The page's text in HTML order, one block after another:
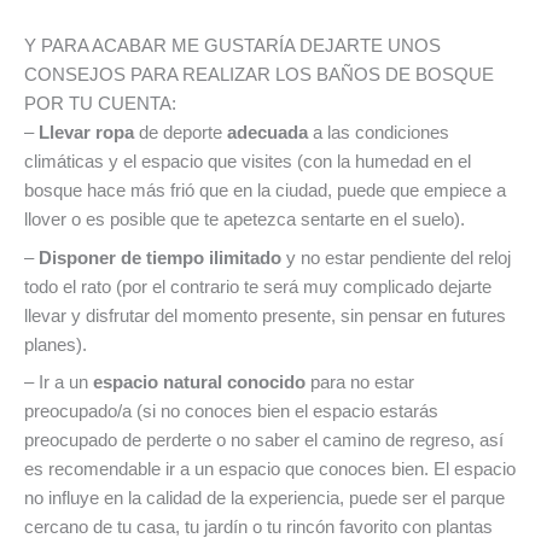
Y PARA ACABAR ME GUSTARÍA DEJARTE UNOS
CONSEJOS PARA REALIZAR LOS BAÑOS DE BOSQUE
POR TU CUENTA:
– Llevar ropade deporte adecuadaa las condiciones
climáticas y el espacio que visites (con la humedad en el
bosque hace más frió que en la ciudad, puede que empiece a
llover o es posible que te apetezca sentarte en el suelo).
– Disponer de tiempo ilimitado y no estar pendiente del reloj
todo el rato (por el contrario te será muy complicado dejarte
llevar y disfrutar del momento presente, sin pensar en futures
planes).
– Ir a un espacio natural conocido para no estar
preocupado/a (si no conoces bien el espacio estarás
preocupado de perderte o no saber el camino de regreso, así
es recomendable ir a un espacio que conoces bien. El espacio
no influye en la calidad de la experiencia, puede ser el parque
cercano de tu casa, tu jardín o tu rincón favorito con plantas